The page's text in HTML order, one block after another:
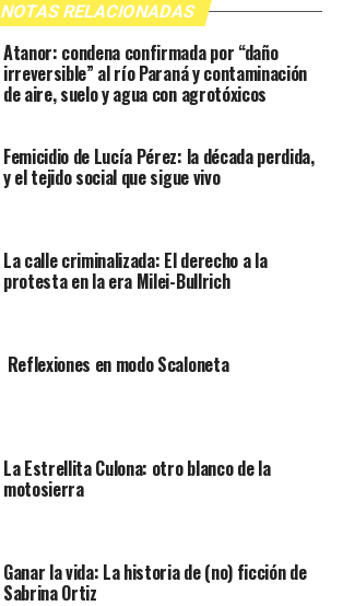
NOTAS RELACIONADAS
Atanor: condena confirmada por “daño
irreversible” al río Paraná y contaminación
de aire, suelo y agua con agrotóxicos
Femicidio de Lucía Pérez: la década perdida,
y el tejido social que sigue vivo
La calle criminalizada: El derecho a la
protesta en la era Milei-Bullrich
Reflexiones en modo Scaloneta
La Estrellita Culona: otro blanco de la
motosierra
Ganar la vida: La historia de (no) ficción de
Sabrina Ortiz